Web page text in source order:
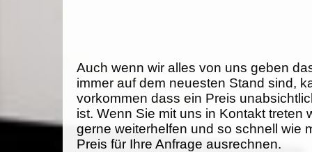
Auch wenn wir alles von uns geben
immer auf dem neuesten Stand sind,
vorkommen dass ein Preis
ist. Wenn Sie mit uns in Kontakt treten
gerne weiterhelfen und so schnell wie
Preis für Ihre Anfrage ausrechnen.